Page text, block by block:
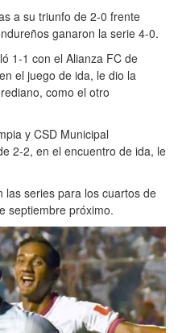
a su triunfo de 2-0 frente
ganaron la serie 4-0.
1-1 con el Alianza FC de
el juego de ida, le dio la
como el otro
y CSD Municipal
2-2, en el encuentro de ida, le
las series para los cuartos de
septiembre próximo.